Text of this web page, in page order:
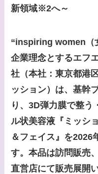
新領域※2へ～
“inspiring women（
企業理念とするエフ
社（本社：東京都港
ッション）は、基幹
り、3D弾力膜で整う
ル状美容液『ミッシ
＆フェイス』を2026
す。本品は訪問販売
直営店にて販売展開